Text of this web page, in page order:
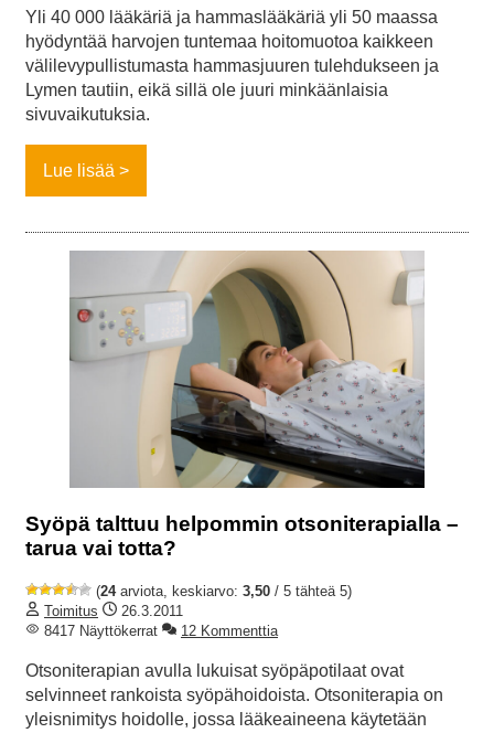
Yli 40 000 lääkäriä ja hammaslääkäriä yli 50 maassa
hyödyntää harvojen tuntemaa hoitomuotoa kaikkeen
välilevypullistumasta hammasjuuren tulehdukseen ja
Lymen tautiin, eikä sillä ole juuri minkäänlaisia
sivuvaikutuksia.
Lue lisää
Syöpä talttuu helpommin otsoniterapialla –
tarua vai totta?
(24arviota, keskiarvo: 3,50 / 5 tähteä 5)
Toimitus
26.3.2011
8417 Näyttökerrat
12 Kommenttia
Otsoniterapian avulla lukuisat syöpäpotilaat ovat
selvinneet rankoista syöpähoidoista. Otsoniterapia on
yleisnimitys hoidolle, jossa lääkeaineena käytetään